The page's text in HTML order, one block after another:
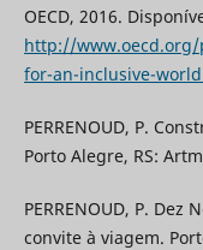
OECD, 2016.
http://www.oecd.org/
for-an-inclusive-
PERRENOUD, P.
Porto Alegre, RS:
PERRENOUD, P. Dez
convite à viagem.